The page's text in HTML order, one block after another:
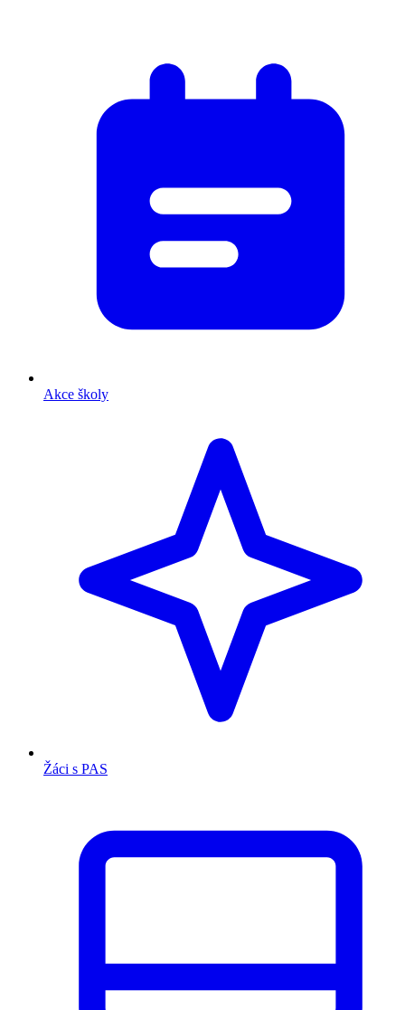
Akce školy
Žáci s PAS